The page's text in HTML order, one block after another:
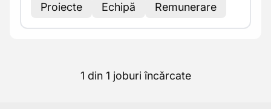
Proiecte Echipă Remunerare
1 din 1 joburi încărcate